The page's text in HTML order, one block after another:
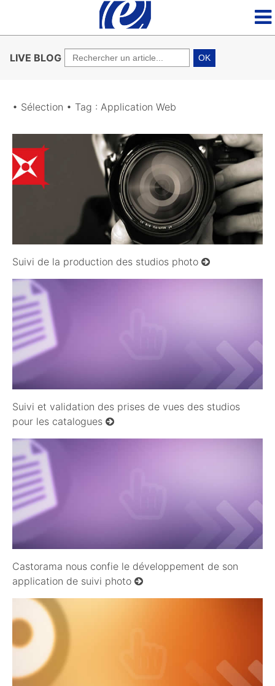
LIVE BLOG OK
• Sélection • Tag : Application Web
30/05/2011
Suivi de la production des studios photo
04/09/2010
Suivi et validation des prises de vues des studios
pour les catalogues
11/09/2010
Castorama nous confie le développement de son
application de suivi photo
03/06/2009